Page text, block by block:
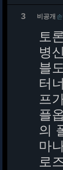
3 비공개
토
병
블
터
프
플
의
마
로